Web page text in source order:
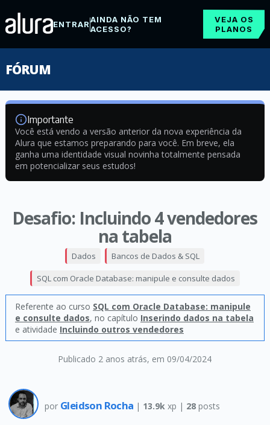
ENTRARAINDA NÃO TEM
ACESSO?
VEJA OS
PLANOS
FÓRUM
Importante
Você está vendo a versão anterior da nova experiência da
Alura que estamos preparando para você. Em breve, ela
ganha uma identidade visual novinha totalmente pensada
em potencializar seus estudos!
Desafio: Incluindo 4 vendedores
na tabela
Publicado 2 anos atrás, em 09/04/2024
Dados Bancos de Dados & SQL
SQL com Oracle Database: manipule e consulte dados
Referente ao curso SQL com Oracle Database: manipule
e consulte dados, no capítulo Inserindo dados na tabela
e atividade Incluindo outros vendedores
por Gleidson Rocha | 13.9k xp | 28posts